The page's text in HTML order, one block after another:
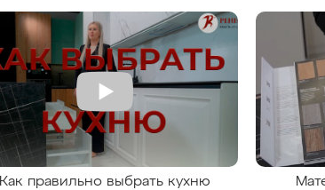
Как правильно выбрать кухню